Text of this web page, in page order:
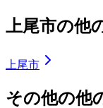
上尾市の他
上尾市
その他の他